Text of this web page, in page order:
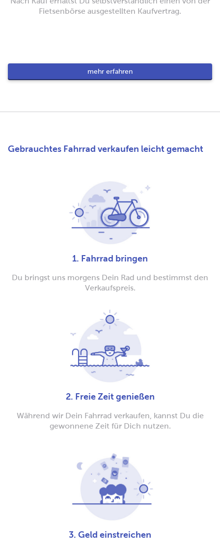
Fietsenbörse ausgestellten Kaufvertrag.
mehr erfahren
Gebrauchtes Fahrrad verkaufen leicht gemacht
1. Fahrrad bringen
Du bringst uns morgens Dein Rad und bestimmst den
Verkaufspreis.
2. Freie Zeit genießen
Während wir Dein Fahrrad verkaufen, kannst Du die
gewonnene Zeit für Dich nutzen.
3. Geld einstreichen